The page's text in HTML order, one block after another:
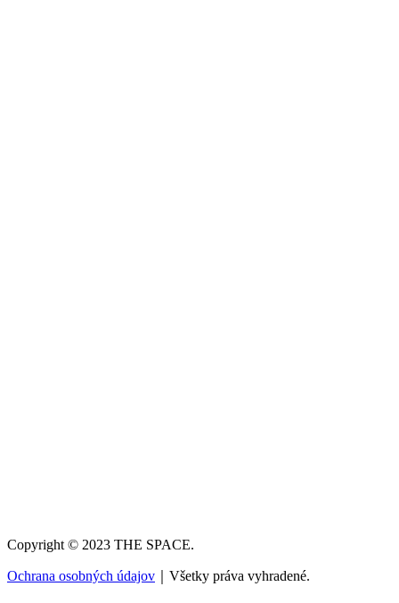
Copyright © 2023 THE SPACE.
Ochrana osobných údajov ｜Všetky práva vyhradené.